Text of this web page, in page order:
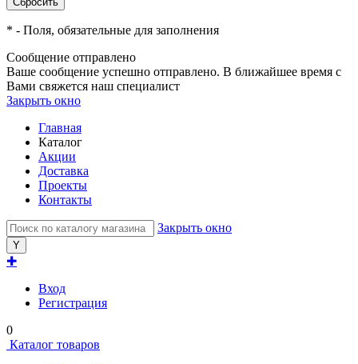
* - Поля, обязательные для заполнения
Сообщение отправлено
Ваше сообщение успешно отправлено. В ближайшее время с
Вами свяжется наш специалист
Закрыть окно
Главная
Каталог
Акции
Доставка
Проекты
Контакты
Закрыть окно
✚
Вход
Регистрация
0
Каталог товаров